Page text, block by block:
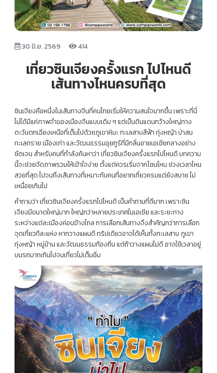
30 มิ.ย. 2569 414
เที่ยวซินเจียงครั้งแรก ไปไหนดี
เส้นทางไหนครบที่สุด
ซินเจียงคือหนึ่งในเส้นทางจีนที่คนไทยเริ่มให้ความสนใจมากขึ้น เพราะที่นี่
ไม่ได้มีแค่ภาพจำของเมืองจีนแบบเดิม ๆ แต่เป็นดินแดนกว้างใหญ่ทาง
ตะวันตกเฉียงเหนือที่เต็มไปด้วยภูเขาหิมะ ทะเลสาบสีฟ้า ทุ่งหญ้า ป่าสน
ทะเลทราย เมืองเก่า และวัฒนธรรมอุยกูร์ที่มีกลิ่นอายเอเชียกลางอย่าง
ชัดเจน สำหรับคนที่กำลังค้นหาว่า เที่ยวซินเจียงครั้งแรกไปไหนดี บทความ
นี้จะช่วยจัดภาพรวมให้เข้าใจง่าย ตั้งแต่ควรเริ่มจากโซนไหน ช่วงเวลาไหน
สวยที่สุด ไปจนถึงเส้นทางที่เหมาะกับคนที่อยากเที่ยวครบแต่ยังสบาย ไม่
เหนื่อยเกินไป
คำถามว่า เที่ยวซินเจียงครั้งแรกไปไหนดี เป็นคำถามที่ดีมาก เพราะซิน
เจียงมีขนาดใหญ่มาก ใหญ่กว่าหลายประเทศในเอเชีย และระยะทาง
ระหว่างแต่ละเมืองค่อนข้างไกล การเลือกเส้นทางจึงสำคัญกว่าการเลือก
จุดเที่ยวทีละแห่ง หากวางแผนดี ทริปเดียวอาจได้เห็นทั้งทะเลสาบ ภูเขา
ทุ่งหญ้า หมู่บ้าน และวัฒนธรรมท้องถิ่น แต่ถ้าวางแผนไม่ดี อาจใช้เวลาอยู่
บนรถมากเกินไปจนเที่ยวไม่เต็มอิ่ม